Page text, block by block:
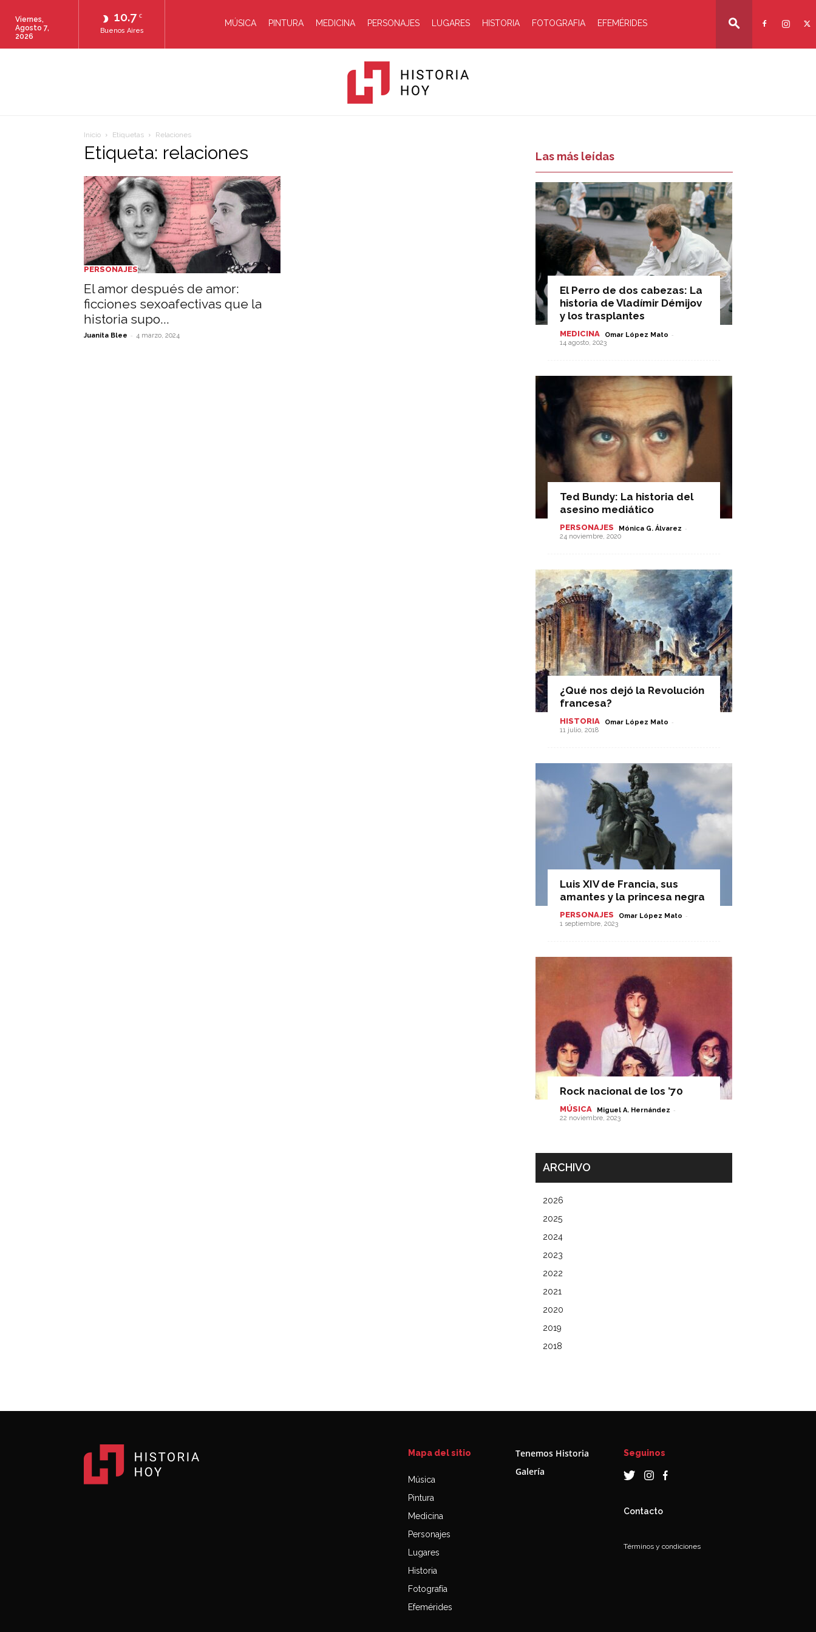
10.7 C
Buenos Aires
Viernes,
Agosto 7,
2026
MÚSICA PINTURA MEDICINA PERSONAJES LUGARES HISTORIA FOTOGRAFIA EFEMÉRIDES
Inicio Etiquetas Relaciones
Etiqueta: relaciones
PERSONAJES
El amor después de amor:
ficciones sexoafectivas que la
historia supo...
Juanita Blee - 4 marzo, 2024
Las más leídas
El Perro de dos cabezas: La
historia de Vladímir Démijov
y los trasplantes
MEDICINA Omar López Mato -
14 agosto, 2023
Ted Bundy: La historia del
asesino mediático
PERSONAJES Mónica G. Álvarez -
24 noviembre, 2020
¿Qué nos dejó la Revolución
francesa?
HISTORIA Omar López Mato -
11 julio, 2018
Luis XIV de Francia, sus
amantes y la princesa negra
PERSONAJES Omar López Mato -
1 septiembre, 2023
Rock nacional de los ’70
MÚSICA Miguel A. Hernández -
22 noviembre, 2023
ARCHIVO
2026
2025
2024
2023
2022
2021
2020
2019
2018
Mapa del sitio
Música
Pintura
Medicina
Personajes
Lugares
Historia
Fotografía
Efemérides
Tenemos Historia
Galería
Seguinos
Contacto
Términos y condiciones